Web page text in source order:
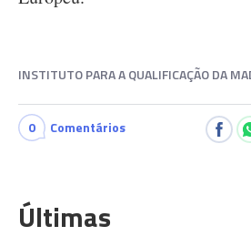
INSTITUTO PARA A QUALIFICAÇÃO DA
0 Comentários
Últimas